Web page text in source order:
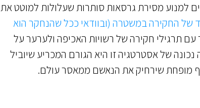
למנוע מסירת גרסאות סותרות שעלולות למוטט את
של החקירה במשטרה (ובוודאי ככל שהנחקר הוא
תרגילי חקירה של רשויות האכיפה ולערער על
של אסטרטגיה זו היא הגורם המכריע שיוביל
מופחת שירחיק את הנאשם ממאסר עולם.